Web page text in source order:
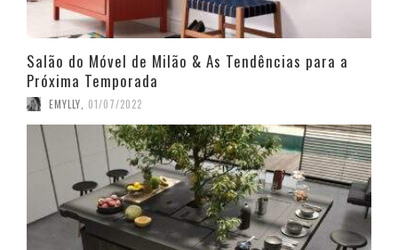
Salão do Móvel de Milão & As Tendências para a
Próxima Temporada
EMYLLY, 01/07/2022